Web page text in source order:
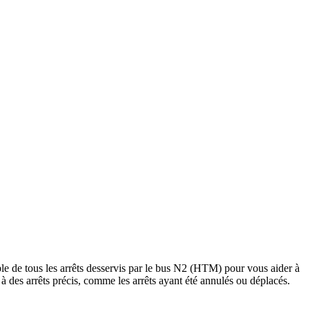
de tous les arrêts desservis par le bus N2 (HTM) pour vous aider à
arrêts précis, comme les arrêts ayant été annulés ou déplacés.